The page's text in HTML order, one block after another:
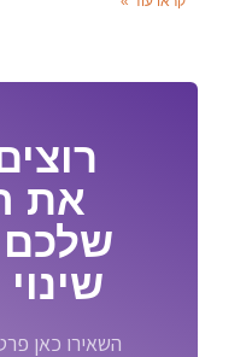
את
שלכם